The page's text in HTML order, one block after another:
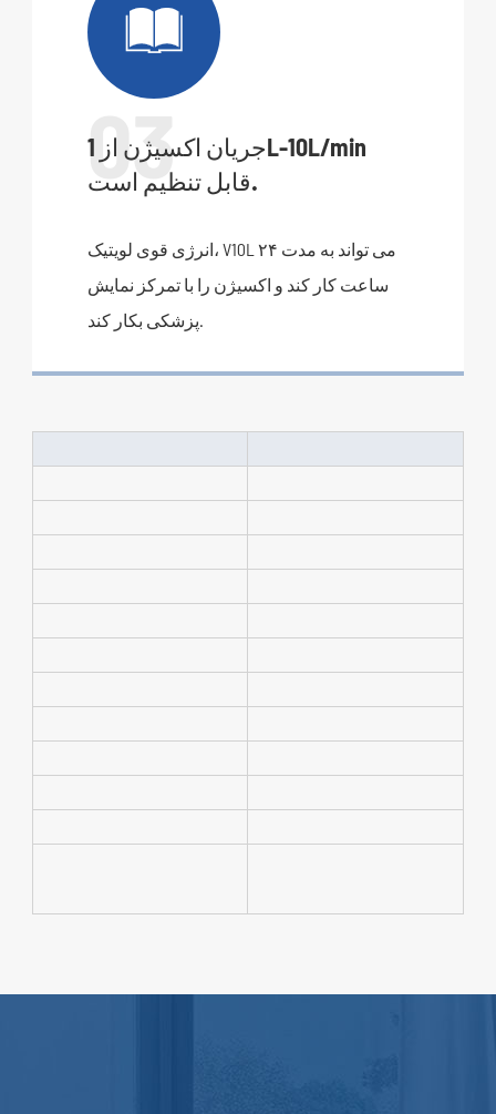

03
جریان اکسیژن از 1L-10L/min
قابل تنظیم است.
انرژی قوی لویتیک، V10L می تواند به مدت ۲۴
ساعت کار کند و اکسیژن را با تمرکز نمایش
پزشکی بکار کند.